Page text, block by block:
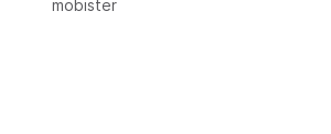
mobister